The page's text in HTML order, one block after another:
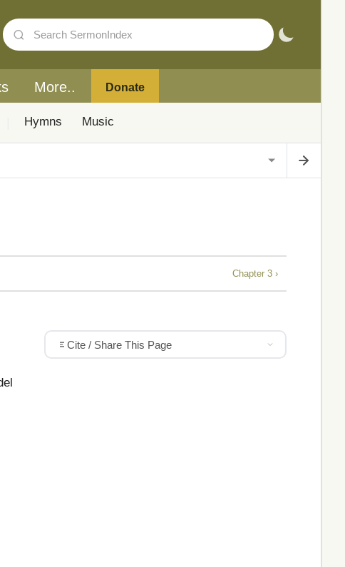
More.. Donate
Hymns Music
Chapter 3 ›
Cite / Share This Page